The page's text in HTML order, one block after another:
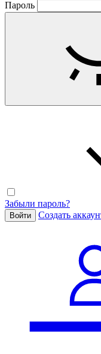
Пароль
Забыли пароль?
Войти Cоздать